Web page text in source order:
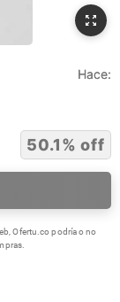
Hace:
50.1% off
Ofertu.co podría o no